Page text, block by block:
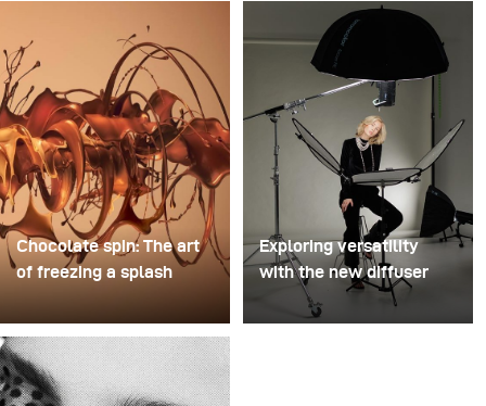
Chocolate spin: The art
of freezing a splash
Lund used a stack of
inexpensive disposable
plastic champagne
Exploring versatility
with the new diffuser
Some photo shoots are